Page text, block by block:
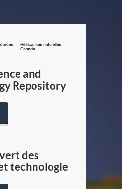
/
Canada
and
Repository
des
technologie